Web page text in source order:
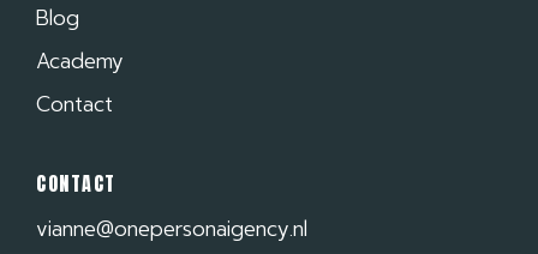
Blog
Academy
Contact
CONTACT
vianne@onepersonaigency.nl